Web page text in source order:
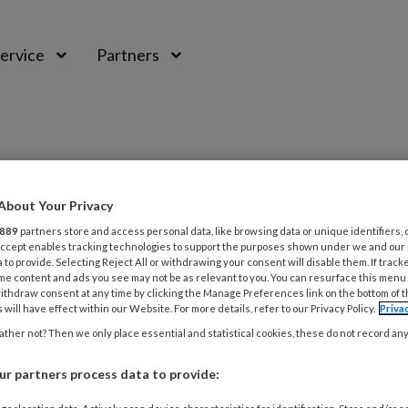
Partners
2025
Voetmodel’ moet ingewikkelde
Your Privacy
889 partners store and access personal data, like browsing data or unique identifiers,
enables tracking technologies to support the purposes shown under we and
to provide. Selecting Reject All or withdrawing your consent will disable them. If
content and ads you see may not be as relevant to you. You can resurface this
consent at any time by clicking the Manage Preferences link on the bottom of
will have effect within our Website. For more details, refer to our Privacy Policy.
not? Then we only place essential and statistical cookies, these do not record
partners process data to provide: